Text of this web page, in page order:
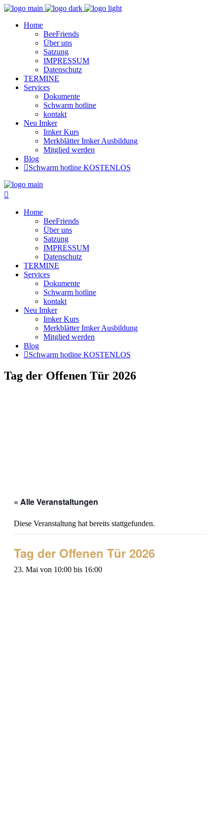
Home
BeeFriends
Über uns
Satzung
IMPRESSUM
Datenschutz
TERMINE
Services
Dokumente
Schwarm hotline
kontakt
Neu Imker
Imker Kurs
Merkblätter Imker Ausbildung
Mitglied werden
Blog
Schwarm hotline KOSTENLOS
Home
BeeFriends
Über uns
Satzung
IMPRESSUM
Datenschutz
TERMINE
Services
Dokumente
Schwarm hotline
kontakt
Neu Imker
Imker Kurs
Merkblätter Imker Ausbildung
Mitglied werden
Blog
Schwarm hotline KOSTENLOS
Tag der Offenen Tür 2026
« Alle Veranstaltungen
Diese Veranstaltung hat bereits stattgefunden.
Tag der Offenen Tür 2026
23. Mai von 10:00 bis 16:00